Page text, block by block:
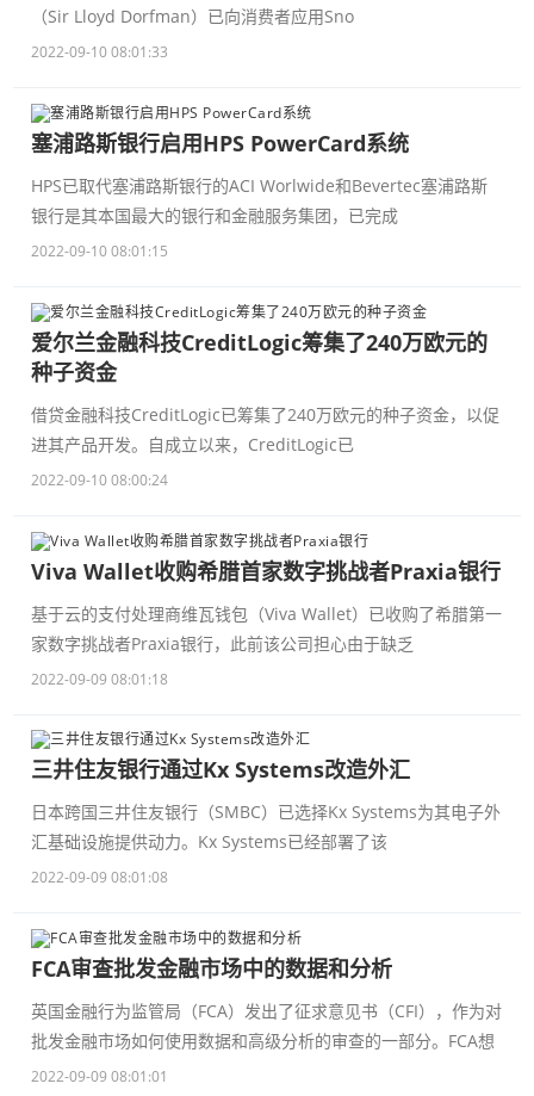
（Sir Lloyd Dorfman）已向消费者应用Sno
2022-09-10 08:01:33
塞浦路斯银行启用HPS PowerCard系统
HPS已取代塞浦路斯银行的ACI Worlwide和Bevertec塞浦路斯
银行是其本国最大的银行和金融服务集团，已完成
2022-09-10 08:01:15
爱尔兰金融科技CreditLogic筹集了240万欧元的
种子资金
借贷金融科技CreditLogic已筹集了240万欧元的种子资金，以促
进其产品开发。自成立以来，CreditLogic已
2022-09-10 08:00:24
Viva Wallet收购希腊首家数字挑战者Praxia银行
基于云的支付处理商维瓦钱包（Viva Wallet）已收购了希腊第一
家数字挑战者Praxia银行，此前该公司担心由于缺乏
2022-09-09 08:01:18
三井住友银行通过Kx Systems改造外汇
日本跨国三井住友银行（SMBC）已选择Kx Systems为其电子外
汇基础设施提供动力。Kx Systems已经部署了该
2022-09-09 08:01:08
FCA审查批发金融市场中的数据和分析
英国金融行为监管局（FCA）发出了征求意见书（CFI），作为对
批发金融市场如何使用数据和高级分析的审查的一部分。FCA想
2022-09-09 08:01:01